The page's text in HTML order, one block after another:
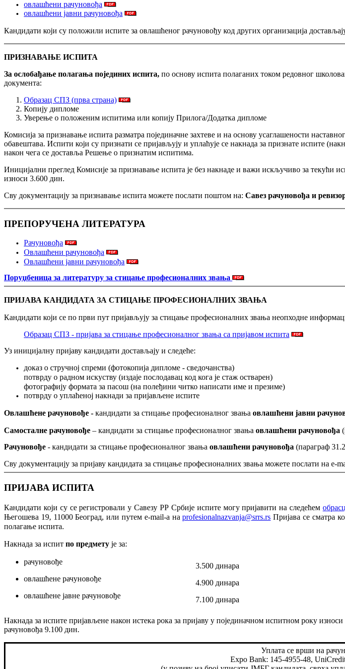
овлашћени рачуновођа
овлашћени јавни рачуновођа
Кандидати који су положили испите за овлашћеног рачуновођу код других организација
ПРИЗНАВАЊЕ ИСПИТА
За ослобађање полагања појединих испита, по основу испита полаганих током редовног
документа:
Образац СПЗ (прва страна)
Копију дипломе
Уверење о положеним испитима или копију Прилога/Додатка дипломе
Комисија за признавање испита разматра појединачне захтеве и на основу усаглашености
обавештава. Испити који су признати се пријављују и уплаћује се накнада за признате испите
након чега се доставља Решење о признатим испитима.
Иницијални преглед Комисије за признавање испита је без накнаде и важи искључиво за текући
износи 3.600 дин.
Сву документацију за признавање испита можете послати поштом на: Савез рачуновођа и
ПРЕПОРУЧЕНА ЛИТЕРАТУРА
Рачуновођа
Овлашћени рачуновођа
Овлашћени јавни рачуновођа
Поруџбеница за литературу за стицање професионалних звања
ПРИЈАВА КАНДИДАТА ЗА СТИЦАЊЕ ПРОФЕСИОНАЛНИХ ЗВАЊА
Кандидати који се по први пут пријављују за стицање професионалних звања неопходне
Образац СПЗ - пријава за стицање професионалног звања са пријавом испита
Уз иницијалну пријаву кандидати достављају и следеће:
доказ о стручној спреми (фотокопија дипломе - сведочанства)
потврду о радном искуству (издаје послодавац код кога је стаж остварен)
фотографију формата за пасош (на полеђини читко написати име и презиме)
потврду о уплаћеној накнади за пријављене испите
Овлашћене рачуновође - кандидати за стицање професионалног звања овлашћени јавни
Самосталне рачуновође – кандидати за стицање професионалног звања овлашћени рачуновођа (
Рачуновође - кандидати за стицање професионалног звања овлашћени рачуновођа (параграф
Сву документацију за пријаву кандидата за стицање професионалних звања можете послати на e-
ПРИЈАВА ИСПИТА
Кандидати који су се регистровали у Савезу РР Србије испите могу пријавити на следећем
Његошева 19, 11000 Београд, или путем e-mail-a наprofesionalnazvanja@srrs.rs Пријава се сматра
полагање испита.
Накнада за испит по предмету је за:
рачуновође
3.500 динара
овлашћене рачуновође
4.900 динара
овлашћене јавне рачуновође
7.100 динара
Накнада за испите пријављене након истека рока за пријаву у појединачном испитном року
рачуновођа 9.100 дин.
Уплата се врши на
Expo Bank: 145-4955-48,